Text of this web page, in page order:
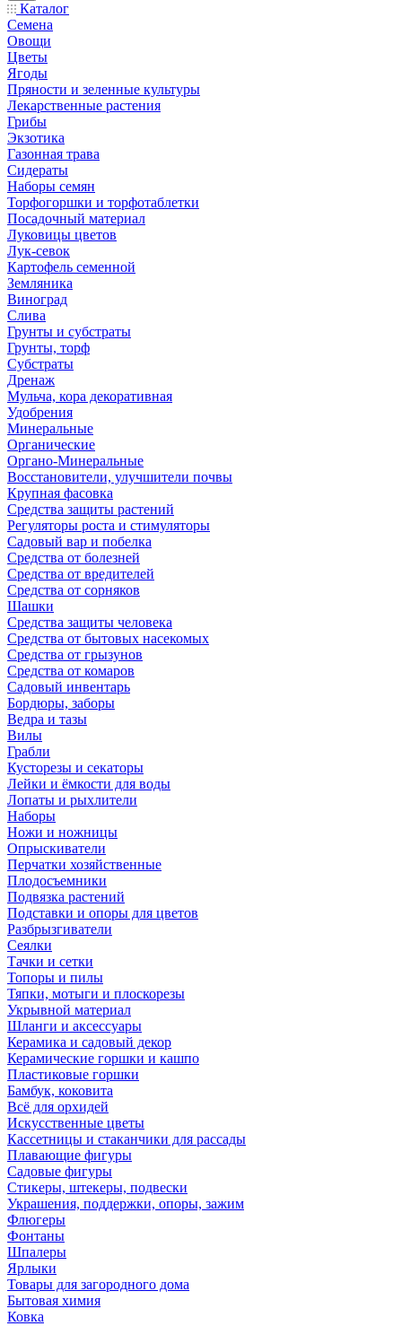
Каталог
Семена
Овощи
Цветы
Ягоды
Пряности и зеленные культуры
Лекарственные растения
Грибы
Экзотика
Газонная трава
Сидераты
Наборы семян
Торфогоршки и торфотаблетки
Посадочный материал
Луковицы цветов
Лук-севок
Картофель семенной
Земляника
Виноград
Слива
Грунты и субстраты
Грунты, торф
Субстраты
Дренаж
Мульча, кора декоративная
Удобрения
Минеральные
Органические
Органо-Минеральные
Восстановители, улучшители почвы
Крупная фасовка
Средства защиты растений
Регуляторы роста и стимуляторы
Садовый вар и побелка
Средства от болезней
Средства от вредителей
Средства от сорняков
Шашки
Средства защиты человека
Средства от бытовых насекомых
Средства от грызунов
Средства от комаров
Садовый инвентарь
Бордюры, заборы
Ведра и тазы
Вилы
Грабли
Кусторезы и секаторы
Лейки и ёмкости для воды
Лопаты и рыхлители
Наборы
Ножи и ножницы
Опрыскиватели
Перчатки хозяйственные
Плодосъемники
Подвязка растений
Подставки и опоры для цветов
Разбрызгиватели
Сеялки
Тачки и сетки
Топоры и пилы
Тяпки, мотыги и плоскорезы
Укрывной материал
Шланги и аксессуары
Керамика и садовый декор
Керамические горшки и кашпо
Пластиковые горшки
Бамбук, коковита
Всё для орхидей
Искусственные цветы
Кассетницы и стаканчики для рассады
Плавающие фигуры
Садовые фигуры
Стикеры, штекеры, подвески
Украшения, поддержки, опоры, зажим
Флюгеры
Фонтаны
Шпалеры
Ярлыки
Товары для загородного дома
Бытовая химия
Ковка